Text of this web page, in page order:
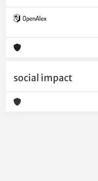
social impact